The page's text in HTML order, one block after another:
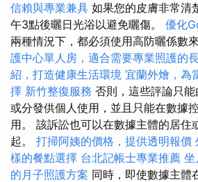
信賴與專業兼具 如果您的皮膚非常清
午3點後曬日光浴以避免曬傷。 優化
兩種情況下，都必須使用高防曬係數
護中心單人房，適合需要專業照護的
紹，打造健康生活環境 宜蘭外燴，為
擇 新竹整復服務 否則，這些評論只
或分發供個人使用，並且只能在數據
用。 該訴訟也可以在數據主體的居住
起。 打掃阿姨的價格，提供透明報價
樣的餐點選擇 台北記帳士專業推薦 坐
的月子照護方案 同時，即使數據主體